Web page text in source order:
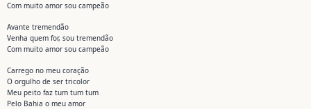
Com muito amor sou campeão
Avante tremendão
Venha quem for, sou tremendão
Com muito amor sou campeão
Carrego no meu coração
O orgulho de ser tricolor
Meu peito faz tum tum tum
Pelo Bahia o meu amor